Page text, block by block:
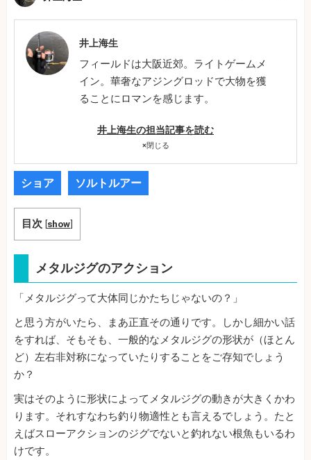
井上海生
フィールドは大阪近郊。ライトゲームメ
イン。華奢なアジングロッドで大物を獲
ることにロマンを感じます。
井上海生の担当記事を読む
×閉じる
ショア ソルトルアー
目次 [show]
メタルジグのアクション
「メタルジグって大体同じかたちじゃないの？」
と思う方がいたら、まあ正直その通りです。しかし細かい話
をすれば、そもそも、一般的なメタルジグの形状が（ほとん
ど）左右非対称になっていたりすることをご存知でしょう
か？
実はそのように形状によってメタルジグの動きが大きくかわ
ります。それすなわち釣り物適性とも言えるでしょう。たと
えばスローアクションのジグでないと釣れない根魚もいるわ
けです。